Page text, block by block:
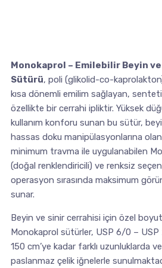
Monokaprol – Emilebilir Beyin
Sütürü, poli (glikolid-co-kaprolakton)
kısa dönemli emilim sağlayan,
özellikte bir cerrahi ipliktir. Yüksek
kullanım konforu sunan bu sütür,
hassas doku manipülasyonlarına
minimum travma ile uygulanabilen
(doğal renklendiricili) ve renksiz
operasyon sırasında maksimum
sunar.
Beyin ve sinir cerrahisi için özel
Monokaprol sütürler, USP 6/0 – USP
150 cm’ye kadar farklı uzunluklarda
paslanmaz çelik iğnelerle